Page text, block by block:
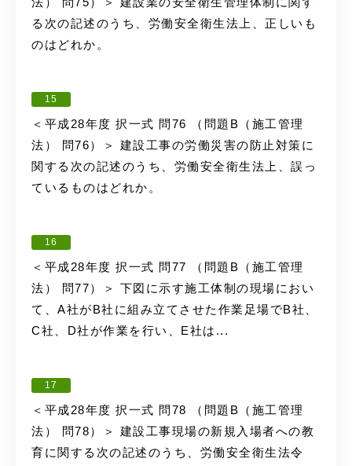
る次の記述のうち、労働安全衛生法上、正しいも
のはどれか。
15
＜平成28年度 択一式 問76 （問題B（施工管理
法） 問76）＞ 建設工事の労働災害の防止対策に
関する次の記述のうち、労働安全衛生法上、誤っ
ているものはどれか。
16
＜平成28年度 択一式 問77 （問題B（施工管理
法） 問77）＞ 下図に示す施工体制の現場におい
て、A社がB社に組み立てさせた作業足場でB社、
C社、D社が作業を行い、E社は...
17
＜平成28年度 択一式 問78 （問題B（施工管理
法） 問78）＞ 建設工事現場の新規入場者への教
育に関する次の記述のうち、労働安全衛生法令